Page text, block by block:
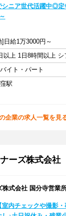
シニア世代活躍中◎定
]日給1万3000円～
イト・パート
駅
企業の求人一覧を見
ーズ株式会社
式会社 国分寺営業
室内チェックや撮影